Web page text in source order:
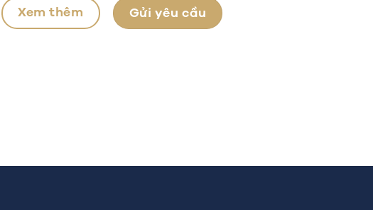
Xem thêm Gửi yêu cầu